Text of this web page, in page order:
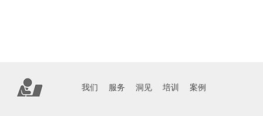
我们 服务 洞见 培训 案例